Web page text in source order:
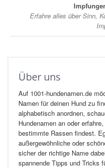
Erfahre alles über Sinn,
Über uns
Auf 1001-hundenamen.de
Namen für deinen Hund zu
alphabetisch anordnen,
Hundenamen an oder
bestimmte Rassen findest.
außergewöhnliche oder
sicher der richtige Name
spannende Tipps und Tricks